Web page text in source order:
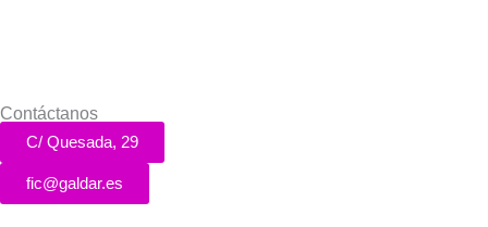
Contáctanos
C/ Quesada, 29
fic@galdar.es